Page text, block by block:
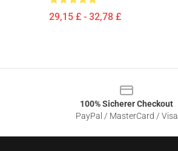
29,15 £ - 32,78 £
100% Sicherer Checkout
PayPal / MasterCard / Visa